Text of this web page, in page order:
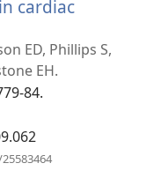
窗
cardiac
ED, Phillips S,
EH.
84.